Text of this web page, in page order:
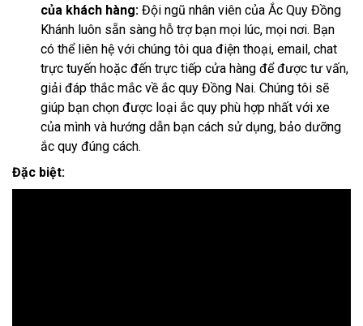
của khách hàng: Đội ngũ nhân viên của Ắc Quy Đồng
Khánh luôn sẵn sàng hỗ trợ bạn mọi lúc, mọi nơi. Bạn
có thể liên hệ với chúng tôi qua điện thoại, email, chat
trực tuyến hoặc đến trực tiếp cửa hàng để được tư vấn,
giải đáp thắc mắc về ắc quy Đồng Nai. Chúng tôi sẽ
giúp bạn chọn được loại ắc quy phù hợp nhất với xe
của mình và hướng dẫn bạn cách sử dụng, bảo dưỡng
ắc quy đúng cách.
Đặc biệt: